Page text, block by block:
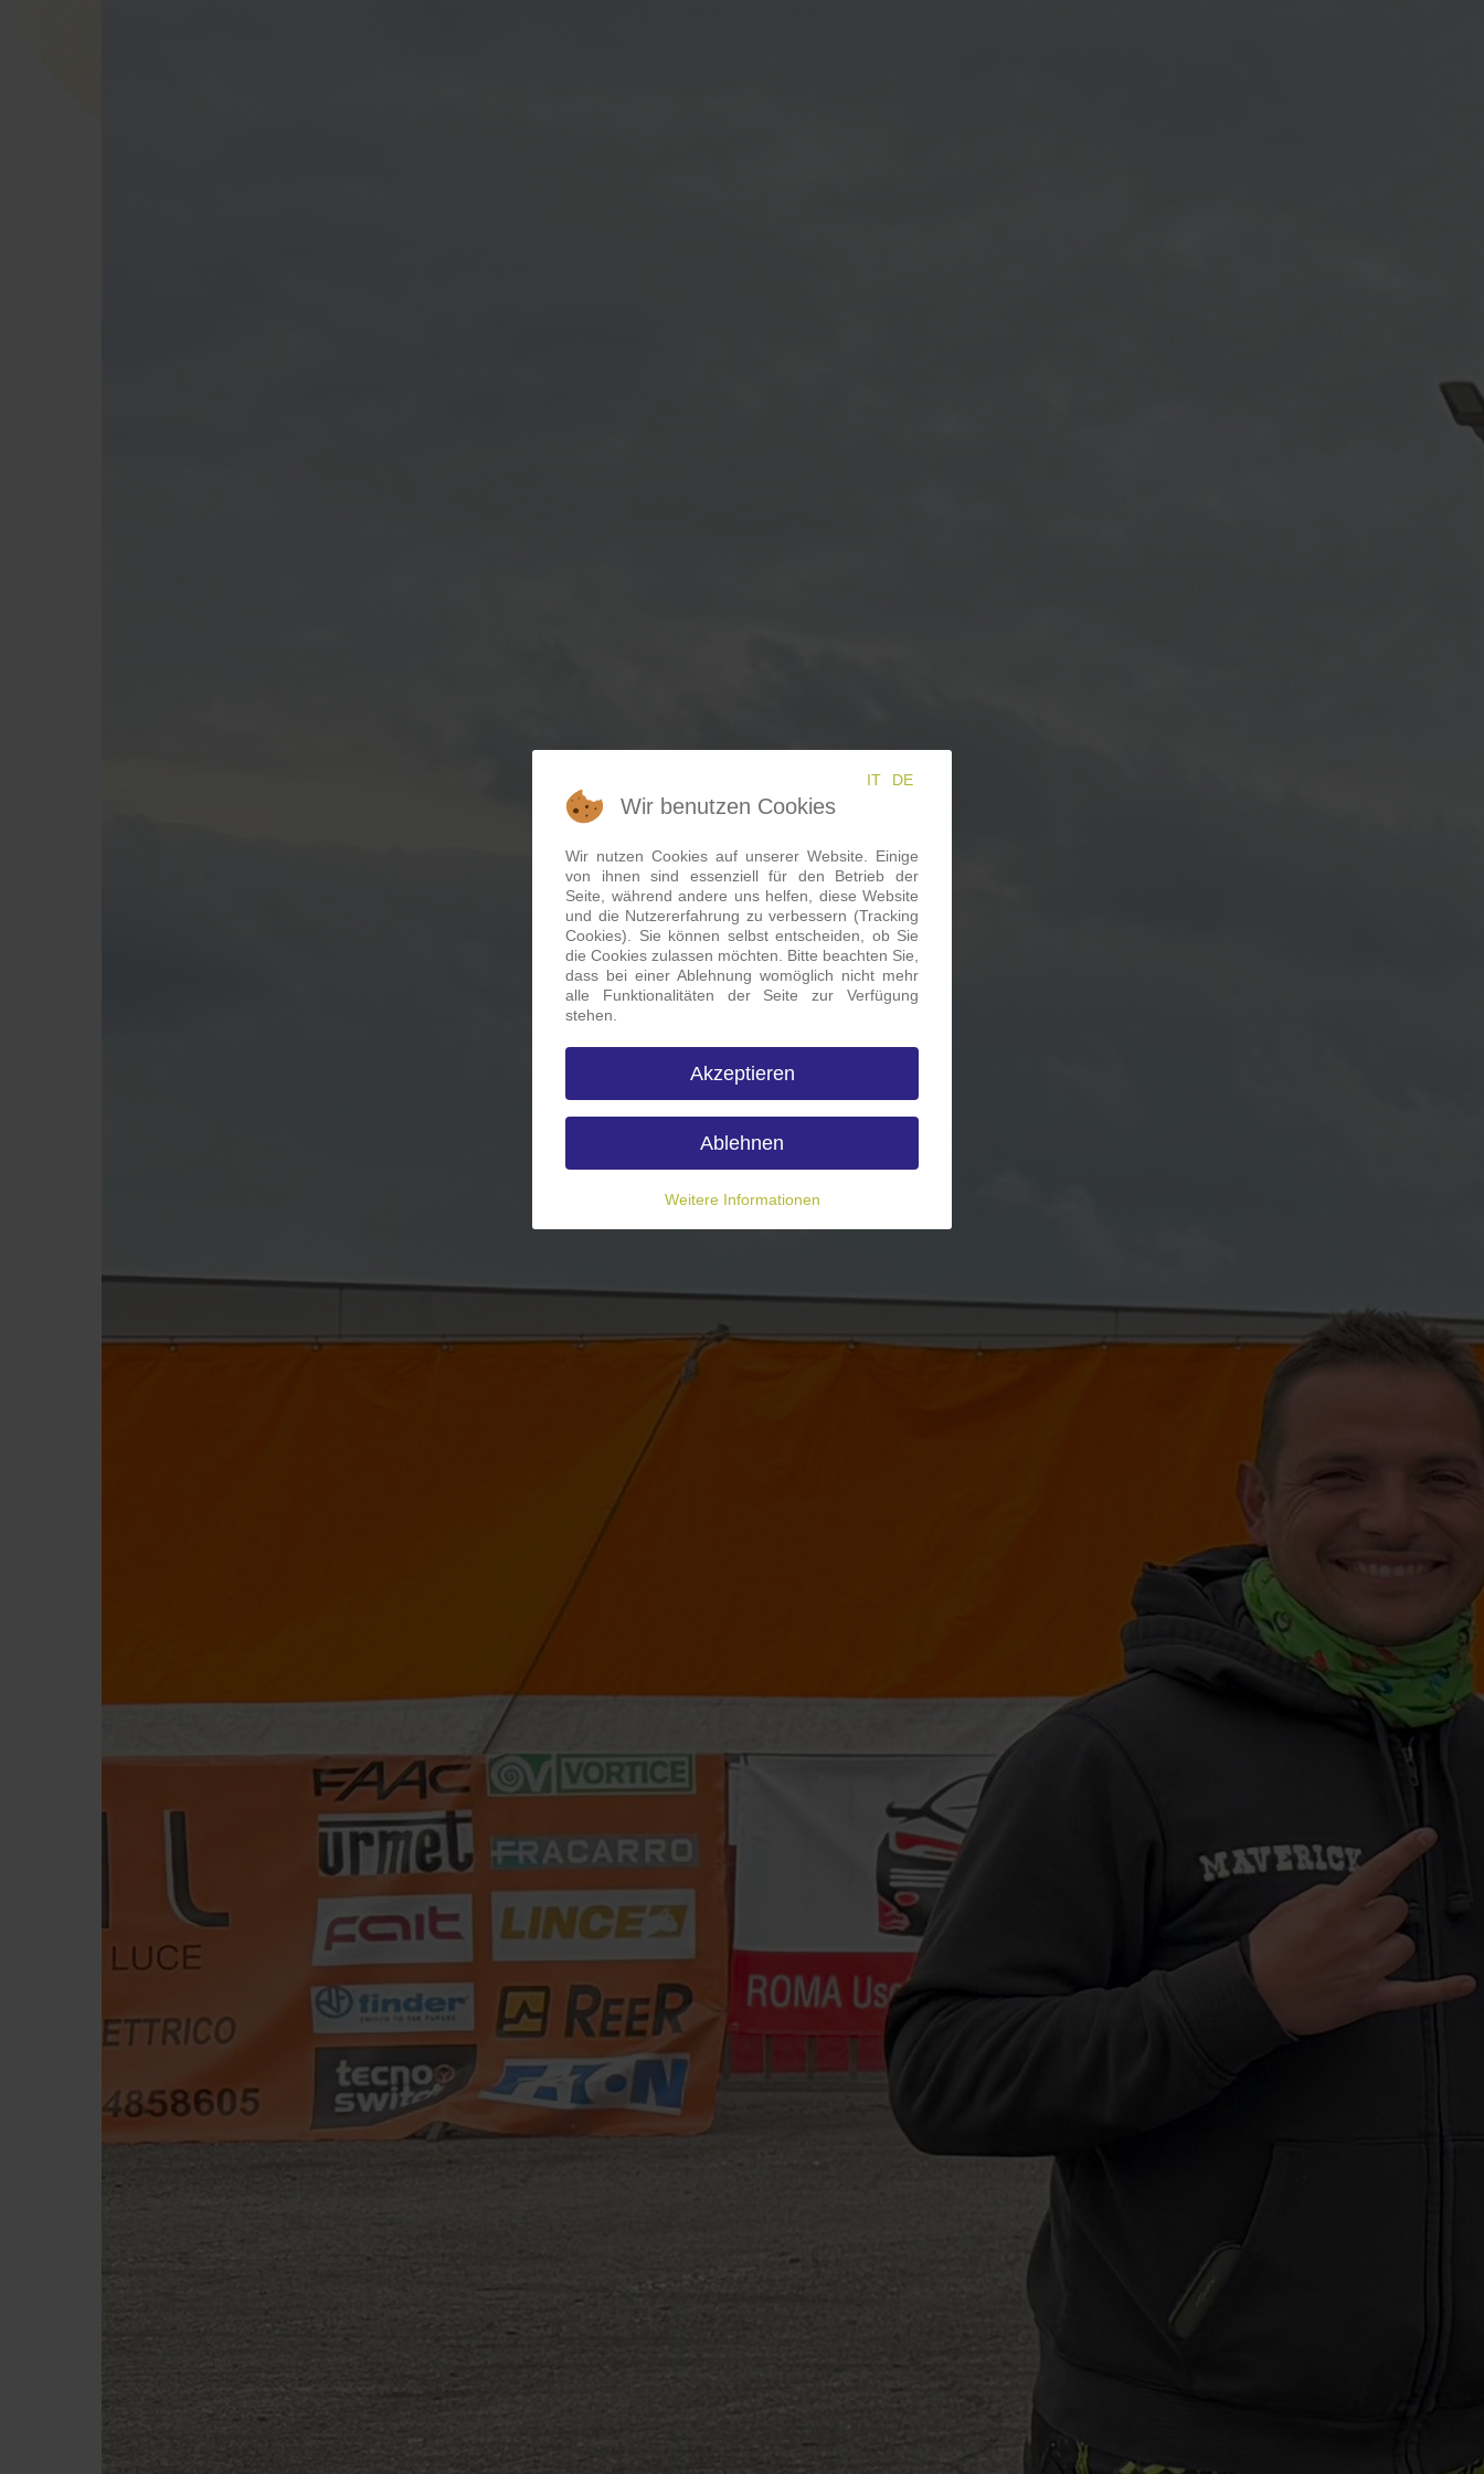
Wir benutzen Cookies
IT DE
Wir nutzen Cookies auf unserer Website. Einige
von ihnen sind essenziell für den Betrieb der
Seite, während andere uns helfen, diese Website
und die Nutzererfahrung zu verbessern (Tracking
Cookies). Sie können selbst entscheiden, ob Sie
die Cookies zulassen möchten. Bitte beachten Sie,
dass bei einer Ablehnung womöglich nicht mehr
alle Funktionalitäten der Seite zur Verfügung
stehen.
Akzeptieren
Ablehnen
Weitere Informationen